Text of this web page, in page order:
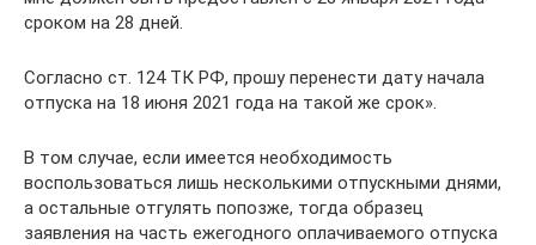
сроком на 28 дней.
Согласно ст. 124 ТК РФ, прошу перенести дату начала
отпуска на 18 июня 2021 года на такой же срок».
В том случае, если имеется необходимость
воспользоваться лишь несколькими отпускными днями,
а остальные отгулять попозже, тогда образец
заявления на часть ежегодного оплачиваемого отпуска